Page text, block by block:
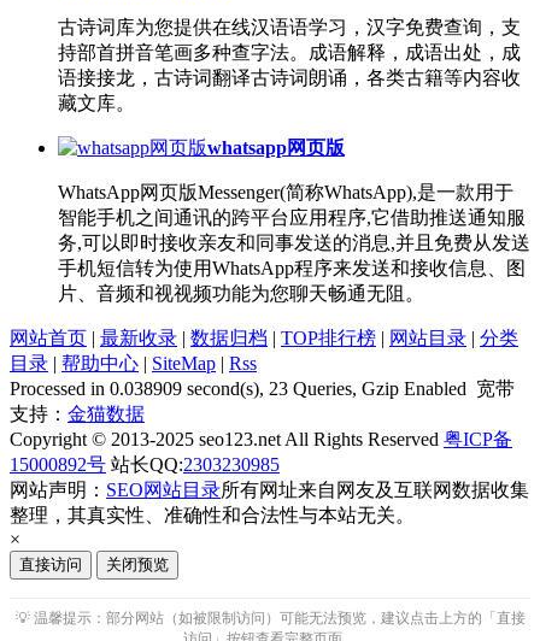
古诗词库为您提供在线汉语语学习，汉字免费查询，支
持部首拼音笔画多种查字法。成语解释，成语出处，成
语接接龙，古诗词翻译古诗词朗诵，各类古籍等内容收
藏文库。
whatsapp网页版
WhatsApp网页版Messenger(简称WhatsApp),是一款用于
智能手机之间通讯的跨平台应用程序,它借助推送通知服
务,可以即时接收亲友和同事发送的消息,并且免费从发送
手机短信转为使用WhatsApp程序来发送和接收信息、图
片、音频和视视频功能为您聊天畅通无阻。
网站首页 | 最新收录 | 数据归档 | TOP排行榜 | 网站目录 | 分类
目录 | 帮助中心 | SiteMap | Rss
Processed in 0.038909 second(s), 23 Queries, Gzip Enabled 宽带
支持： 金猫数据
Copyright © 2013-2025 seo123.net All Rights Reserved 粤ICP备
15000892号 站长QQ:2303230985
网站声明： SEO网站目录所有网址来自网友及互联网数据收集
整理，其真实性、准确性和合法性与本站无关。
×
直接访问 关闭预览
💡 温馨提示：部分网站（如被限制访问）可能无法预览，建议点击上方的「直接